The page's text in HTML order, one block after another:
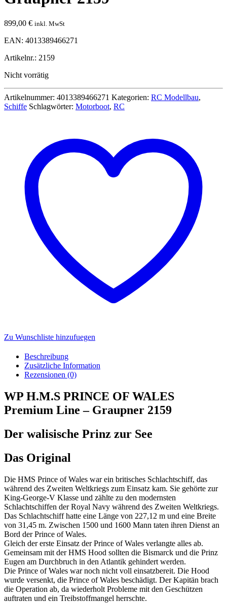
899,00 € inkl. MwSt
EAN: 4013389466271
Artikelnr.: 2159
Nicht vorrätig
Artikelnummer: 4013389466271 Kategorien: RC Modellbau,
Schiffe Schlagwörter: Motorboot, RC
Zu Wunschliste hinzufuegen
Beschreibung
Zusätzliche Information
Rezensionen (0)
WP H.M.S PRINCE OF WALES
Premium Line – Graupner 2159
Der walisische Prinz zur See
Das Original
Die HMS Prince of Wales war ein britisches Schlachtschiff, das
während des Zweiten Weltkriegs zum Einsatz kam. Sie gehörte zur
King-George-V Klasse und zählte zu den modernsten
Schlachtschiffen der Royal Navy während des Zweiten Weltkriegs.
Das Schlachtschiff hatte eine Länge von 227,12 m und eine Breite
von 31,45 m. Zwischen 1500 und 1600 Mann taten ihren Dienst an
Bord der Prince of Wales.
Gleich der erste Einsatz der Prince of Wales verlangte alles ab.
Gemeinsam mit der HMS Hood sollten die Bismarck und die Prinz
Eugen am Durchbruch in den Atlantik gehindert werden.
Die Prince of Wales war noch nicht voll einsatzbereit. Die Hood
wurde versenkt, die Prince of Wales beschädigt. Der Kapitän brach
die Operation ab, da wiederholt Probleme mit den Geschützen
auftraten und ein Treibstoffmangel herrschte.